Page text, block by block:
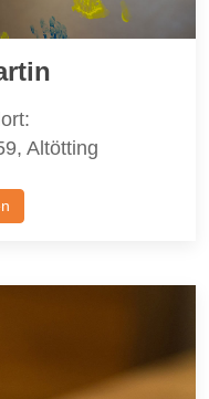
Altötting